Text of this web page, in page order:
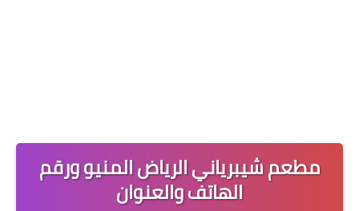
مطعم شيبرياني الرياض المنيو ورقم
الهاتف والعنوان